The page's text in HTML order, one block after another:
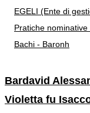
EGELI (Ente di
Pratiche nominative
Bachi - Baronh
Bardavid
Violetta fu